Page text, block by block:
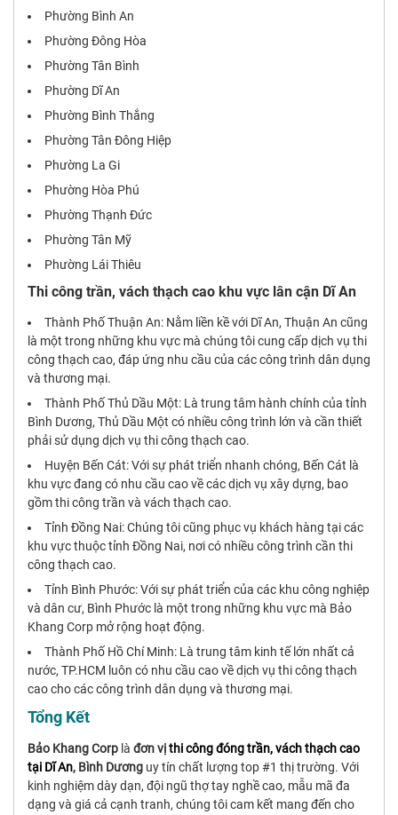
Phường Bình An
Phường Đông Hòa
Phường Tân Bình
Phường Dĩ An
Phường Bình Thắng
Phường Tân Đông Hiệp
Phường La Gi
Phường Hòa Phú
Phường Thạnh Đức
Phường Tân Mỹ
Phường Lái Thiêu
Thi công trần, vách thạch cao khu vực lân cận Dĩ An
Thành Phố Thuận An: Nằm liền kề với Dĩ An, Thuận An cũng
là một trong những khu vực mà chúng tôi cung cấp dịch vụ thi
công thạch cao, đáp ứng nhu cầu của các công trình dân dụng
và thương mại.
Thành Phố Thủ Dầu Một: Là trung tâm hành chính của tỉnh
Bình Dương, Thủ Dầu Một có nhiều công trình lớn và cần thiết
phải sử dụng dịch vụ thi công thạch cao.
Huyện Bến Cát: Với sự phát triển nhanh chóng, Bến Cát là
khu vực đang có nhu cầu cao về các dịch vụ xây dựng, bao
gồm thi công trần và vách thạch cao.
Tỉnh Đồng Nai: Chúng tôi cũng phục vụ khách hàng tại các
khu vực thuộc tỉnh Đồng Nai, nơi có nhiều công trình cần thi
công thạch cao.
Tỉnh Bình Phước: Với sự phát triển của các khu công nghiệp
và dân cư, Bình Phước là một trong những khu vực mà Bảo
Khang Corp mở rộng hoạt động.
Thành Phố Hồ Chí Minh: Là trung tâm kinh tế lớn nhất cả
nước, TP.HCM luôn có nhu cầu cao về dịch vụ thi công thạch
cao cho các công trình dân dụng và thương mại.
Tổng Kết
Bảo Khang Corp là đơn vịthi công đóng trần, vách thạch cao
tại Dĩ An, Bình Dương uy tín chất lượng top #1 thị trường. Với
kinh nghiệm dày dạn, đội ngũ thợ tay nghề cao, mẫu mã đa
dạng và giá cả cạnh tranh, chúng tôi cam kết mang đến cho